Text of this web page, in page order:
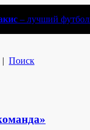
– лучший
| Поиск